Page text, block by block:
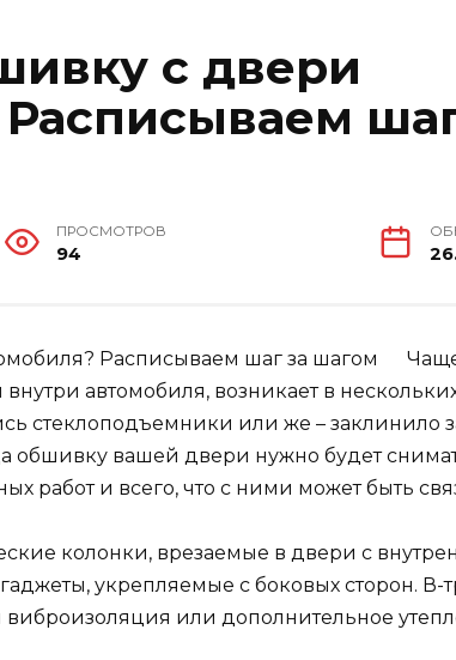
с двери
ПРОСМОТРОВ
94
автомобиля, возникает в
стеклоподъемники или же – заклинило
обшивку вашей двери нужно будет
работ и всего, что с ними может быть
колонки, врезаемые в двери с
укрепляемые с боковых сторон. В-
виброизоляция или дополнительное